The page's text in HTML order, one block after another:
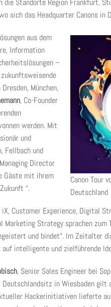
die Standorte Region Frankfurt,
sich das Headquarter Canons in
Canon Tour
Deutschland
aus dem
Information
–
München,
, Co-Founder
werden. Mit
und
Fellbach und
Director
Gäste mit ihrem
“.
Customer Experience, Digital
Strategy sprachen zum
und bindet“. Im Zeitalter
intelligente und zielführende
, Senior Sales Engineer bei
Deutschlandsitz in Wiesbaden gilt
Hackerinitiativen lieferte